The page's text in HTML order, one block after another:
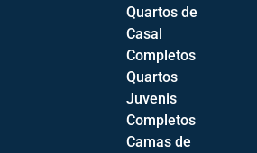
Adicionar
Quartos de
Casal
Completos
Quartos
Juvenis
Completos
Camas de